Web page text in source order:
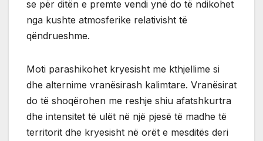
se për ditën e premte vendi ynë do të ndikohet
nga kushte atmosferike relativisht të
qëndrueshme.
Moti parashikohet kryesisht me kthjellime si
dhe alternime vranësirash kalimtare. Vranësirat
do të shoqërohen me reshje shiu afatshkurtra
dhe intensitet të ulët në një pjesë të madhe të
territorit dhe kryesisht në orët e mesditës deri